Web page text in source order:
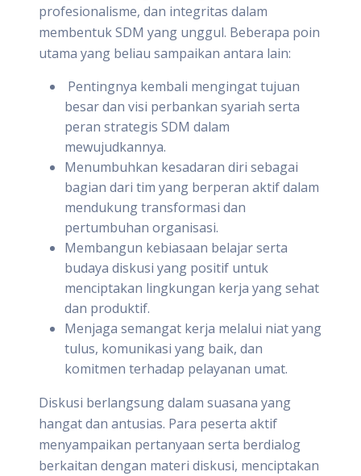
profesionalisme, dan integritas dalam
membentuk SDM yang unggul. Beberapa poin
utama yang beliau sampaikan antara lain:
Pentingnya kembali mengingat tujuan
besar dan visi perbankan syariah serta
peran strategis SDM dalam
mewujudkannya.
Menumbuhkan kesadaran diri sebagai
bagian dari tim yang berperan aktif dalam
mendukung transformasi dan
pertumbuhan organisasi.
Membangun kebiasaan belajar serta
budaya diskusi yang positif untuk
menciptakan lingkungan kerja yang sehat
dan produktif.
Menjaga semangat kerja melalui niat yang
tulus, komunikasi yang baik, dan
komitmen terhadap pelayanan umat.
Diskusi berlangsung dalam suasana yang
hangat dan antusias. Para peserta aktif
menyampaikan pertanyaan serta berdialog
berkaitan dengan materi diskusi, menciptakan